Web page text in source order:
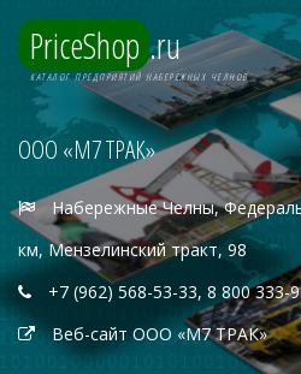
PriceShop .ru
КАТАЛОГ ПРЕДПРИЯТИЙ НАБЕРЕЖНЫХ ЧЕЛНОВ
ООО «М7 ТРАК»
Набережные Челны,
км, Мензелинский тракт, 98
+7 (962) 568-53-33, 8 800 333-
Веб-сайт ООО «М7 ТРАК»